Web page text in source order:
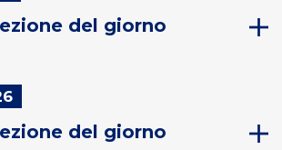
del giorno
del giorno